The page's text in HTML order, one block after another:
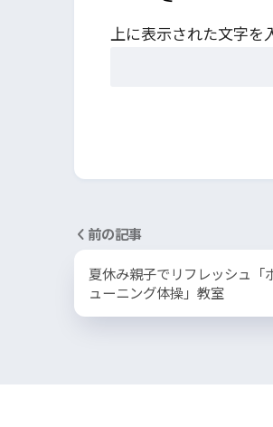
上に表示された文字を
前の記事
夏休み親子でリフレッシュ「
ューニング体操」教室